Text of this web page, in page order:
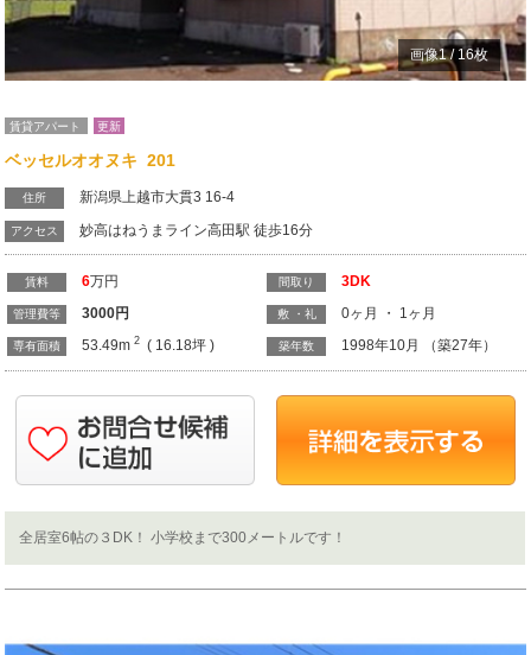
画像1/ 16枚
賃貸アパート 更新
ベッセルオオヌキ 201
住所 新潟県上越市大貫3 16-4
アクセス 妙高はねうまライン高田駅 徒歩16分
賃料 6万円
管理費等 3000円
専有面積 53.49m 2( 16.18坪 )
間取り 3DK
敷 ・礼 0ヶ月 ・ 1ヶ月
築年数 1998年10月 （築27年）
全居室6帖の３DK！ 小学校まで300メートルです！